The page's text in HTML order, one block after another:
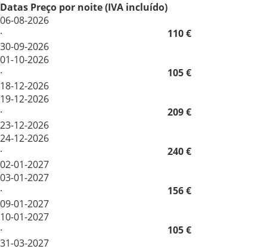
Datas Preço por noite (IVA incluído)
06-08-2026
·
30-09-2026
110 €
01-10-2026
·
18-12-2026
105 €
19-12-2026
·
23-12-2026
209 €
24-12-2026
·
02-01-2027
240 €
03-01-2027
·
09-01-2027
156 €
10-01-2027
·
31-03-2027
105 €